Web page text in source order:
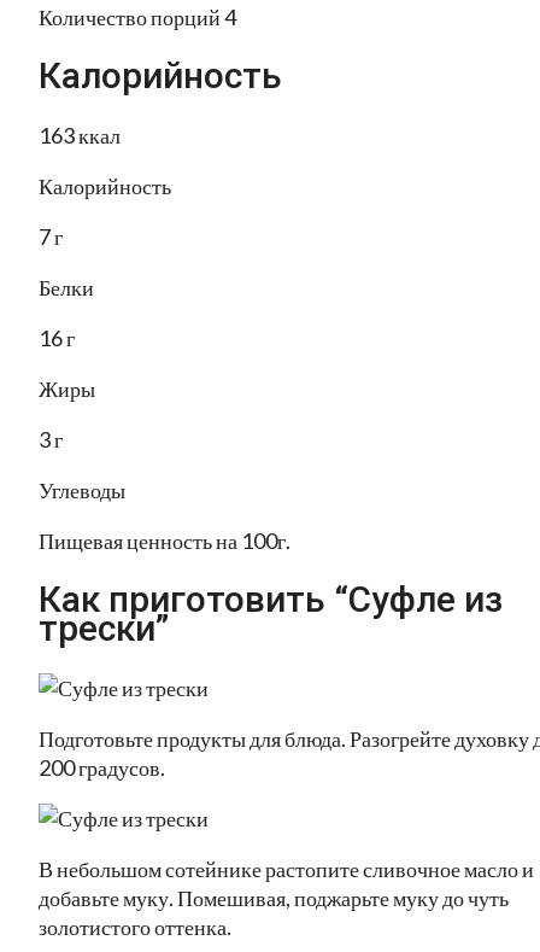
Количество порций 4
Калорийность
163 ккал
Калорийность
7 г
Белки
16 г
Жиры
3 г
Углеводы
Пищевая ценность на 100г.
Как приготовить “Суфле из
трески”
Подготовьте продукты для блюда. Разогрейте духовку
200 градусов.
В небольшом сотейнике растопите сливочное масло и
добавьте муку. Помешивая, поджарьте муку до чуть
золотистого оттенка.